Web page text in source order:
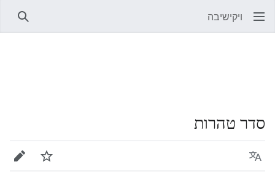
ויקישיבה
סדר טהרות
שפה מעקב